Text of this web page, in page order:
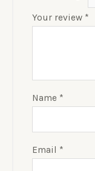
Your review *
Name *
Email *